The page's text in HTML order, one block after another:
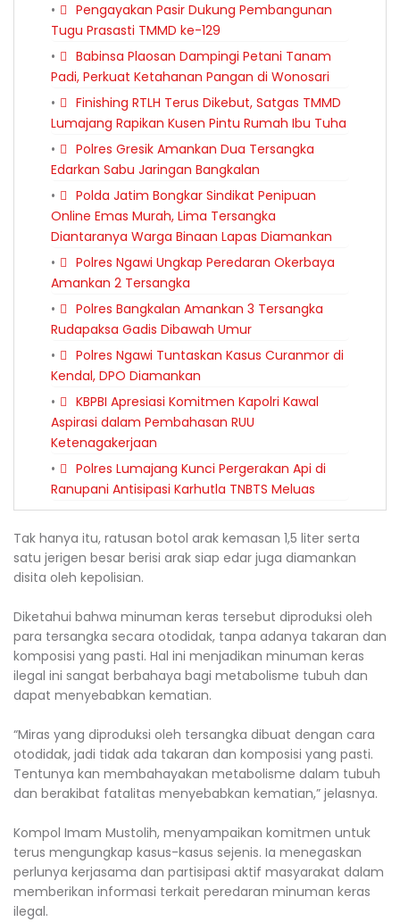
Pengayakan Pasir Dukung Pembangunan
Tugu Prasasti TMMD ke-129
Babinsa Plaosan Dampingi Petani Tanam
Padi, Perkuat Ketahanan Pangan di Wonosari
Finishing RTLH Terus Dikebut, Satgas TMMD
Lumajang Rapikan Kusen Pintu Rumah Ibu Tuha
Polres Gresik Amankan Dua Tersangka
Edarkan Sabu Jaringan Bangkalan
Polda Jatim Bongkar Sindikat Penipuan
Online Emas Murah, Lima Tersangka
Diantaranya Warga Binaan Lapas Diamankan
Polres Ngawi Ungkap Peredaran Okerbaya
Amankan 2 Tersangka
Polres Bangkalan Amankan 3 Tersangka
Rudapaksa Gadis Dibawah Umur
Polres Ngawi Tuntaskan Kasus Curanmor di
Kendal, DPO Diamankan
KBPBI Apresiasi Komitmen Kapolri Kawal
Aspirasi dalam Pembahasan RUU
Ketenagakerjaan
Polres Lumajang Kunci Pergerakan Api di
Ranupani Antisipasi Karhutla TNBTS Meluas
Tak hanya itu, ratusan botol arak kemasan 1,5 liter serta
satu jerigen besar berisi arak siap edar juga diamankan
disita oleh kepolisian.
Diketahui bahwa minuman keras tersebut diproduksi oleh
para tersangka secara otodidak, tanpa adanya takaran dan
komposisi yang pasti. Hal ini menjadikan minuman keras
ilegal ini sangat berbahaya bagi metabolisme tubuh dan
dapat menyebabkan kematian.
“Miras yang diproduksi oleh tersangka dibuat dengan cara
otodidak, jadi tidak ada takaran dan komposisi yang pasti.
Tentunya kan membahayakan metabolisme dalam tubuh
dan berakibat fatalitas menyebabkan kematian,” jelasnya.
Kompol Imam Mustolih, menyampaikan komitmen untuk
terus mengungkap kasus-kasus sejenis. Ia menegaskan
perlunya kerjasama dan partisipasi aktif masyarakat dalam
memberikan informasi terkait peredaran minuman keras
ilegal.